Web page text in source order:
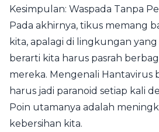
Kesimpulan: Waspada Tanpa
Pada akhirnya, tikus memang
kita, apalagi di lingkungan
berarti kita harus pasrah
mereka. Mengenali Hantavirus
harus jadi paranoid setiap kali
Poin utamanya adalah
kebersihan kita.